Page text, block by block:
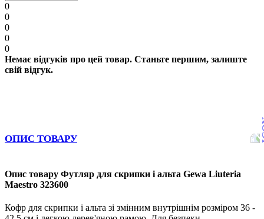
0
0
0
0
0
Немає відгуків про цей товар. Станьте першим, залиште
свій відгук.
ОПИС ТОВАРУ
Опис товару Футляр для скрипки і альта Gewa Liuteria
Maestro 323600
Кофр для скрипки і альта зі змінним внутрішнім розміром 36 -